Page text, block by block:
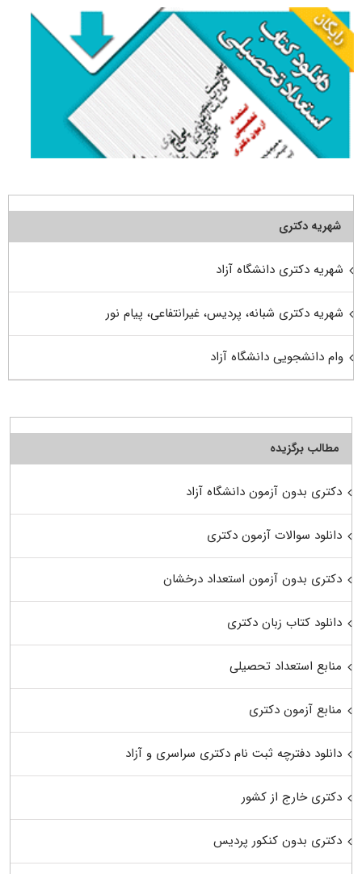
شهریه دکتری
شهریه دکتری دانشگاه آزاد
شهریه دکتری شبانه، پردیس، غیرانتفاعی، پیام نور
وام دانشجویی دانشگاه آزاد
مطالب برگزیده
دکتری بدون آزمون دانشگاه آزاد
دانلود سوالات آزمون دکتری
دکتری بدون آزمون استعداد درخشان
دانلود کتاب زبان دکتری
منابع استعداد تحصیلی
منابع آزمون دکتری
دانلود دفترچه ثبت نام دکتری سراسری و آزاد
دکتری خارج از کشور
دکتری بدون کنکور پردیس